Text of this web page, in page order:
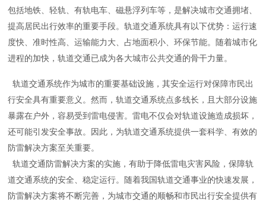
包括地铁、轻轨、有轨电车、磁悬浮列车等，是解决城市交通拥堵、
提高居民出行效率的重要手段。轨道交通系统具有以下优势：运行速
度快、准时性高、运输能力大、占地面积小、环保节能。随着城市化
进程的加快，轨道交通已成为各大城市公共交通的骨干力量。
轨道交通系统作为城市的重要基础设施，其安全运行对保障市民出
行安全具有重要意义。然而，轨道交通系统点多线长，且大部分设施
暴露在户外，容易受到雷电侵害。雷电不仅会对轨道设施造成损坏，
还可能引发安全事故。因此，为轨道交通系统提供一套科学、有效的
防雷解决方案至关重要。
轨道交通防雷解决方案的实施，有助于降低雷电灾害风险，保障轨
道交通系统的安全、稳定运行。随着我国轨道交通事业的快速发展，
防雷解决方案将不断完善，为城市交通的顺畅和市民出行安全提供有